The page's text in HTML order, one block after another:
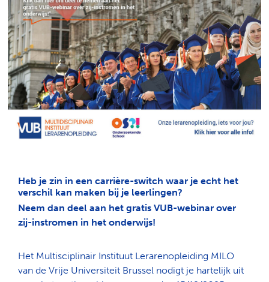
Heb je zin in een carrière-switch waar je echt het
verschil kan maken bij je leerlingen?
Neem dan deel aan het gratis VUB-webinar over
zij-instromen in het onderwijs!
Het Multisciplinair Instituut Lerarenopleiding MILO
van de Vrije Universiteit Brussel nodigt je hartelijk uit